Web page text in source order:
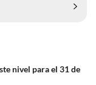
nivel para el 31 de